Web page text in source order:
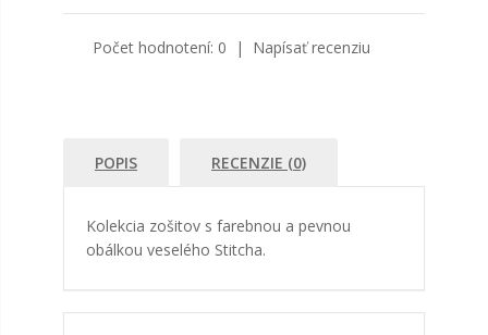
Počet hodnotení: 0 | Napísať recenziu
POPIS RECENZIE (0)
Kolekcia zošitov s farebnou a pevnou
obálkou veselého Stitcha.